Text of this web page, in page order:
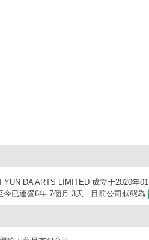
DA ARTS LIMITED 成立于2020年
已運營6年 7個月 3天 . 目前公司狀態為